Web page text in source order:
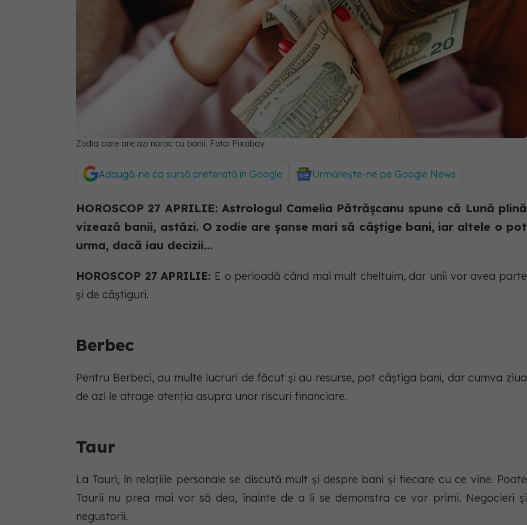
Zodia care are azi noroc cu banii. Foto: Pixabay
Adaugă-ne ca sursă preferată în Google Urmărește-ne pe Google News
HOROSCOP 27 APRILIE: Astrologul Camelia Pătrășcanu spune că Lună plină
vizează banii, astăzi. O zodie are șanse mari să câștige bani, iar altele o pot
urma, dacă iau decizii...
HOROSCOP 27 APRILIE: E o perioadă când mai mult cheltuim, dar unii vor avea parte
și de câștiguri.
Berbec
Pentru Berbeci, au multe lucruri de făcut și au resurse, pot câștiga bani, dar cumva ziua
de azi le atrage atenția asupra unor riscuri financiare.
Taur
La Tauri, în relațiile personale se discută mult și despre bani și fiecare cu ce vine. Poate
Taurii nu prea mai vor să dea, înainte de a li se demonstra ce vor primi. Negocieri și
negustorii.